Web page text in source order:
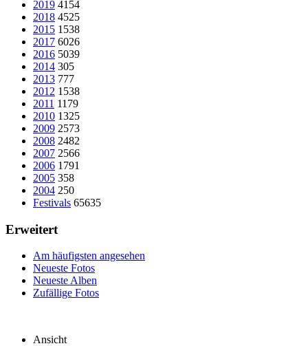
2019 4154
2018 4525
2015 1538
2017 6026
2016 5039
2014 305
2013 777
2012 1538
2011 1179
2010 1325
2009 2573
2008 2482
2007 2566
2006 1791
2005 358
2004 250
Festivals 65635
Erweitert
Am häufigsten angesehen
Neueste Fotos
Neueste Alben
Zufällige Fotos
Ansicht